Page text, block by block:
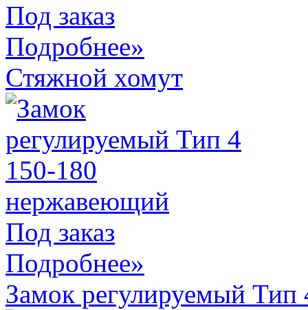
Под заказ
Подробнее»
Стяжной хомут
Под заказ
Подробнее»
Замок регулируемый